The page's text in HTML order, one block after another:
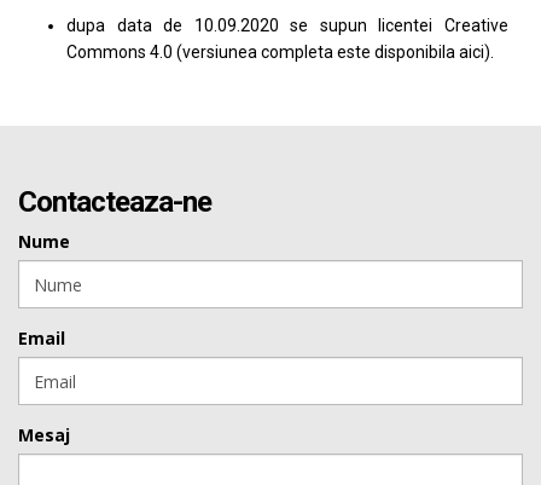
dupa data de 10.09.2020 se supun licentei Creative
Commons 4.0 (versiunea completa este disponibila aici).
Contacteaza-ne
Nume
Email
Mesaj